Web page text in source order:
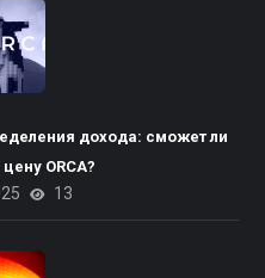
дохода: сможет ли
ORCA?
13